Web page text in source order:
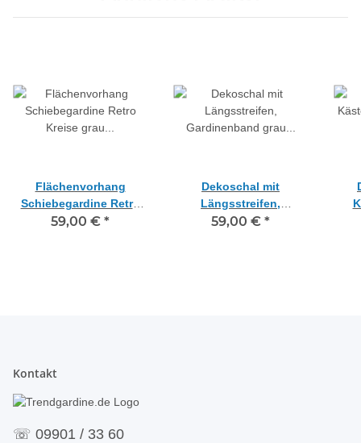
Flächenvorhang
Schiebegardine Retro
Kreise grau anthrazit
59,00 € *
Dekoschal mit
Längsstreifen,
Gardinenband grau
59,00 € *
Kontakt
☏ 09901 / 33 60